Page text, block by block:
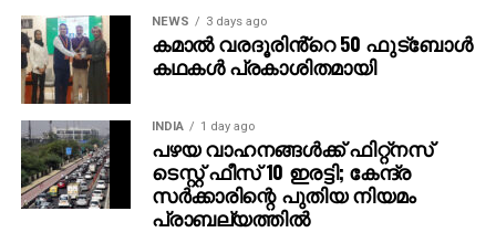
NEWS 3 days ago
കമാൽ വരദൂരിൻ്റെ 50 ഫുട്ബോൾ
കഥകൾ പ്രകാശിതമായി
INDIA 1 day ago
പഴയ വാഹനങ്ങള്‍ക്ക് ഫിറ്റ്‌നസ്
ടെസ്റ്റ് ഫീസ് 10 ഇരട്ടി; കേന്ദ്ര
സര്‍ക്കാരിന്റെ പുതിയ നിയമം
പ്രാബല്യത്തില്‍